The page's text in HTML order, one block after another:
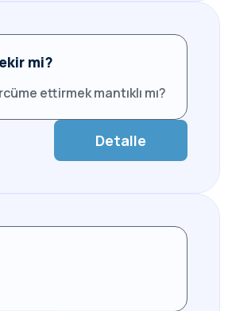
mi?
ettirmek mantıklı mı?
Detalle